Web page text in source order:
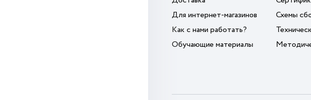
Для интернет-магазинов
Как с нами работать?
Обучающие материалы
Схемы